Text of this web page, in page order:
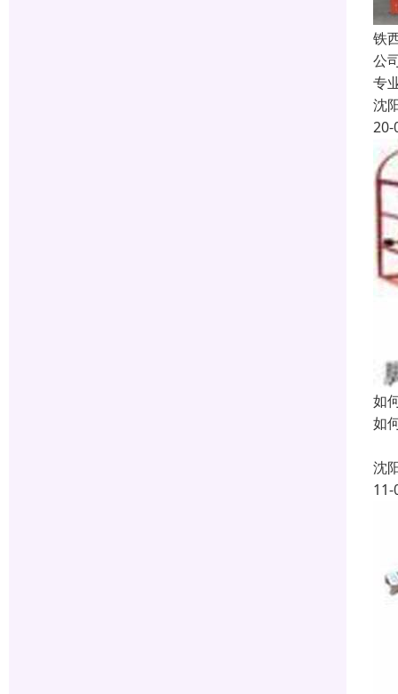
铁
公
专
沈
20-
如
如
沈
11-